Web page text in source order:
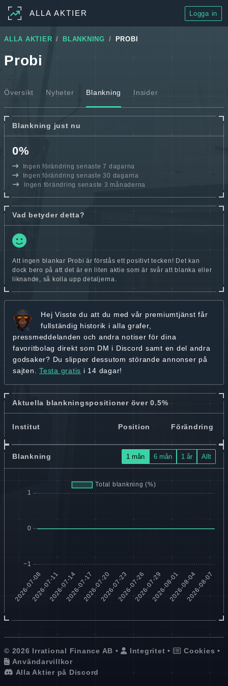
ALLA AKTIER Logga in
ALLA AKTIER BLANKNING PROBI
Probi
Översikt Nyheter Blankning Insider
Blankning just nu
0%
Ingen förändring senaste 7 dagarna
Ingen förändring senaste 30 dagarna
Ingen förändring senaste 3 månaderna
Vad betyder detta?
Att ingen blankar Probi är förstås ett positivt tecken! Det kan
dock bero på att det är en liten aktie som är svår att blanka eller
liknande, så kolla upp detaljerna.
Hej Visste du att du med vår premiumtjänst får
fullständig historik i alla grafer,
pressmeddelanden och andra notiser för dina
favoritbolag direkt som DM i Discord samt en del andra
godsaker? Du slipper dessutom störande annonser på
sajten. Testa gratis i 14 dagar!
Aktuella blankningspositioner över 0.5%
Institut Position Förändring
Blankning 1 mån 6 mån 1 år Allt
© 2026 Irrational Finance AB • Integritet • Cookies •
Användarvillkor
Alla Aktier på Discord